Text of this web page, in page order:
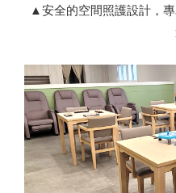
▲安全的空間照護設計，